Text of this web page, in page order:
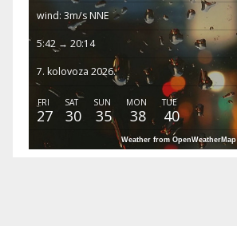
wind: 3m/s NNE
5:42 → 20:14
7. kolovoza 2026.
FRI
27
SAT
30
SUN
35
MON
38
TUE
40
Weather from OpenWeatherMap